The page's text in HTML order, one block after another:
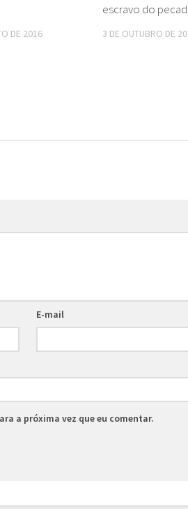
DE 2016
escravo do
3 DE OUTUBRO DE
E-mail
a próxima vez que eu comentar.